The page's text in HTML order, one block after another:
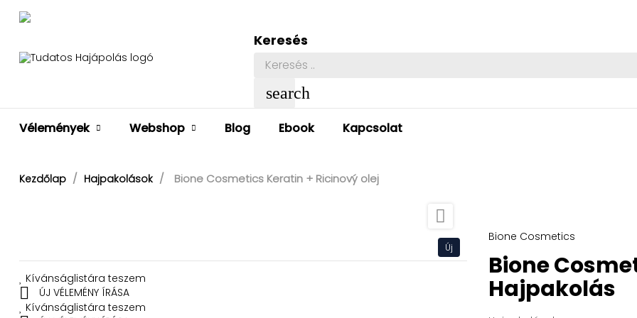
Keresés
search
Vélemények Webshop Blog Ebook Kapcsolat
Kezdőlap Hajpakolások Bione Cosmetics Keratin + Ricinový olej
Új

Kívánságlistára teszem

ÚJ VÉLEMÉNY ÍRÁSA
Kívánságlistára teszem
Bione Cosmetics
Bione
Hajpakolás